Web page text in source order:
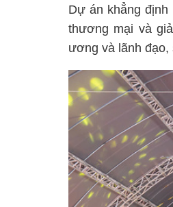
Dự án khẳng
thương mại và
ương và lãnh đạo,